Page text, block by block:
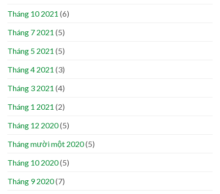
Tháng 10 2021 (6)
Tháng 7 2021 (5)
Tháng 5 2021 (5)
Tháng 4 2021 (3)
Tháng 3 2021 (4)
Tháng 1 2021 (2)
Tháng 12 2020(5)
Tháng mười một 2020(5)
Tháng 10 2020(5)
Tháng 9 2020(7)